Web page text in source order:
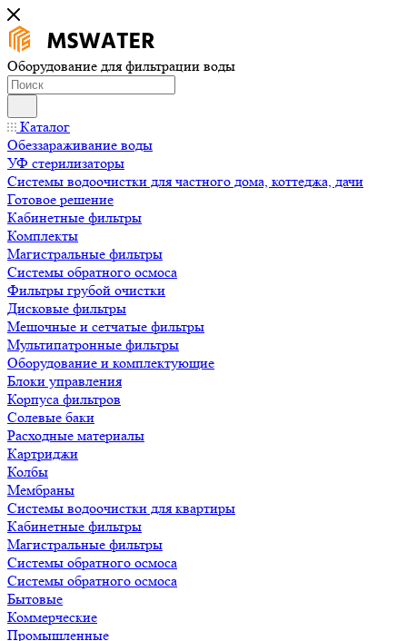
Оборудование для фильтрации воды
Каталог
Обеззараживание воды
УФ стерилизаторы
Системы водоочистки для частного дома, коттеджа, дачи
Готовое решение
Кабинетные фильтры
Комплекты
Магистральные фильтры
Системы обратного осмоса
Фильтры грубой очистки
Дисковые фильтры
Мешочные и сетчатые фильтры
Мультипатронные фильтры
Оборудование и комплектующие
Блоки управления
Корпуса фильтров
Солевые баки
Расходные материалы
Картриджи
Колбы
Мембраны
Системы водоочистки для квартиры
Кабинетные фильтры
Магистральные фильтры
Системы обратного осмоса
Системы обратного осмоса
Бытовые
Коммерческие
Промышленные